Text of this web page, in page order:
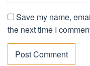
Save my name,
the next time I